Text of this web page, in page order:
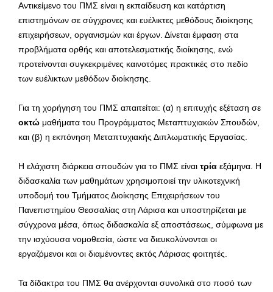
Αντικείμενο του ΠΜΣ είναι η εκπαίδευση και κατάρτιση
επιστημόνων σε σύγχρονες και ευέλικτες μεθόδους διοίκησης
επιχειρήσεων, οργανισμών και έργων. Δίνεται έμφαση στα
προβλήματα ορθής και αποτελεσματικής διοίκησης, ενώ
προτείνονται συγκεκριμένες καινοτόμες πρακτικές στο πεδίο
των ευέλικτων μεθόδων διοίκησης.
Για τη χορήγηση του ΠΜΣ απαιτείται: (α) η επιτυχής εξέταση σε
οκτώ μαθήματα του Προγράμματος Μεταπτυχιακών Σπουδών,
και (β) η εκπόνηση Μεταπτυχιακής Διπλωματικής Εργασίας.
Η ελάχιστη διάρκεια σπουδών για το ΠΜΣ είναι τρία εξάμηνα. Η
διδασκαλία των μαθημάτων χρησιμοποιεί την υλικοτεχνική
υποδομή του Τμήματος Διοίκησης Επιχειρήσεων του
Πανεπιστημίου Θεσσαλίας στη Λάρισα και υποστηρίζεται με
σύγχρονα μέσα, όπως διδασκαλία εξ αποστάσεως, σύμφωνα με
την ισχύουσα νομοθεσία, ώστε να διευκολύνονται οι
εργαζόμενοι και οι διαμένοντες εκτός Λάρισας φοιτητές.
Τα δίδακτρα του ΠΜΣ θα ανέρχονται συνολικά στο ποσό των